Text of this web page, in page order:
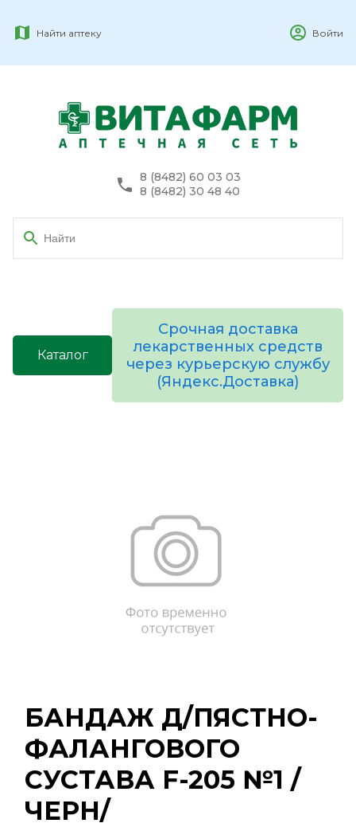
Найти аптеку Войти
8 (8482) 60 03 03
8 (8482) 30 48 40
Каталог
Срочная доставка
лекарственных средств
через курьерскую службу
(Яндекс.Доставка)
БАНДАЖ Д/ПЯСТНО-
ФАЛАНГОВОГО
СУСТАВА F-205 №1 /
ЧЕРН/